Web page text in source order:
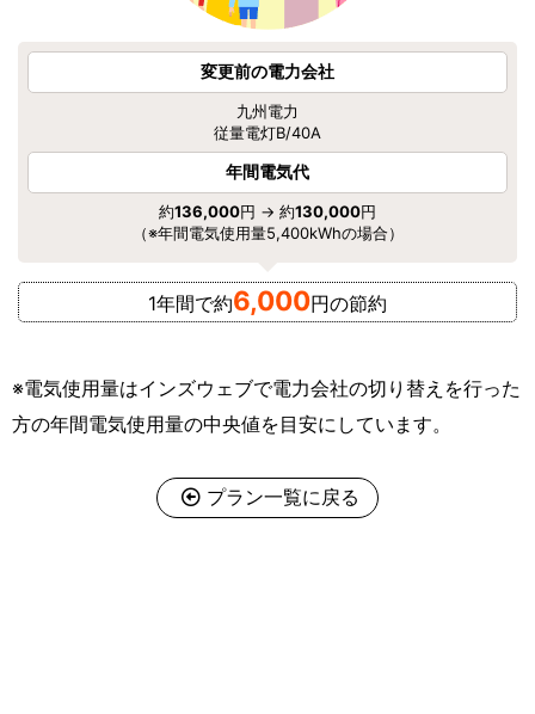
変更前の電力会社
九州電力
従量電灯B/40A
年間電気代
約136,000円 → 約130,000円
（※年間電気使用量5,400kWhの場合）
1年間で約6,000円の節約
※電気使用量はインズウェブで電力会社の切り替えを行った
方の年間電気使用量の中央値を目安にしています。
プラン一覧に戻る